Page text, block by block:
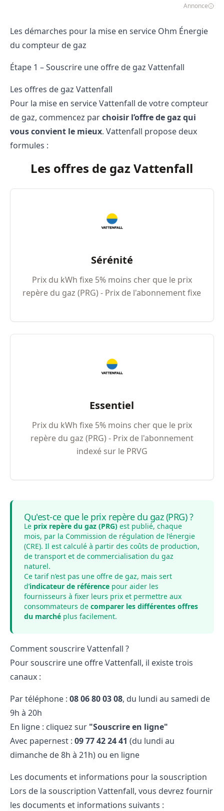
Annonce
Les démarches pour la mise en service Ohm Énergie
du compteur de gaz
Étape 1 – Souscrire une offre de gaz Vattenfall
Les offres de gaz Vattenfall
Pour la mise en service Vattenfall de votre compteur
de gaz, commencez parchoisir l’offre de gaz qui
vous convient le mieux. Vattenfall propose deux
formules :
Les offres de gaz Vattenfall
Sérénité
Prix du kWh fixe 5% moins cher que le prix
repère du gaz (PRG) - Prix de l'abonnement fixe
Essentiel
Prix du kWh fixe 5% moins cher que le prix
repère du gaz (PRG) - Prix de l'abonnement
indexé sur le PRVG
Qu'est-ce que le prix repère du gaz (PRG) ?
Le prix repère du gaz (PRG) est publié, chaque
mois, par la Commission de régulation de l’énergie
(CRE). Il est calculé à partir des coûts de production,
de transport et de commercialisation du gaz
naturel.
Ce tarif n’est pas une offre de gaz, mais sert
d’indicateur de référence pour aider les
fournisseurs à fixer leurs prix et permettre aux
consommateurs de comparer les différentes offres
du marché plus facilement.
Comment souscrire Vattenfall ?
Pour souscrire une offre Vattenfall, il existe trois
canaux :
Par téléphone : 08​ 06​ 80​ 03​ 08, du lundi au samedi de
9h à 20h
En ligne : cliquez sur "Souscrire en ligne"
Avec papernest : 09 77 42 24 41 (du lundi au
dimanche de 8h à 21h) ou en ligne
Les documents et informations pour la souscription
Lors de la souscription Vattenfall, vous devrez fournir
les documents et informations suivants :